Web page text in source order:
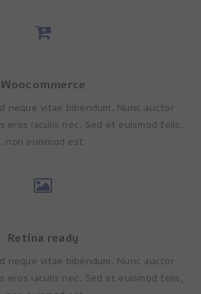
Woocommerce
neque vitae bibendum. Nunc auctor
eros iaculis nec. Sed et euismod felis,
non euismod est.
Retina ready
neque vitae bibendum. Nunc auctor
eros iaculis nec. Sed et euismod felis,